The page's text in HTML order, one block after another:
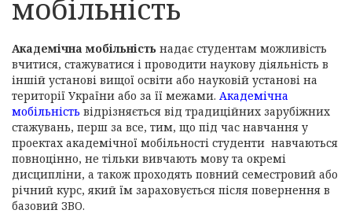
мобільність
Академічна мобільність надає студентам можливість
вчитися, стажуватися і проводити наукову діяльність в
іншій установі вищої освіти або науковій установі на
території України або за її межами. Академічна
мобільність відрізняється від традиційних зарубіжних
стажувань, перш за все, тим, що під час навчання у
проектах академічної мобільності студенти навчаються
повноцінно, не тільки вивчають мову та окремі
дисципліни, а також проходять повний семестровий або
річний курс, який їм зараховується після повернення в
базовий ЗВО.